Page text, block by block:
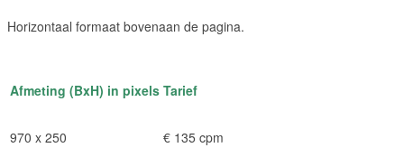
Horizontaal formaat bovenaan de pagina.
Afmeting (BxH) in pixels Tarief
970 x 250 € 135 cpm